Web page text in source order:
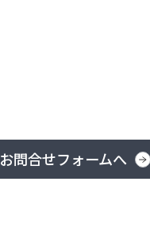
お問合せフォームへ